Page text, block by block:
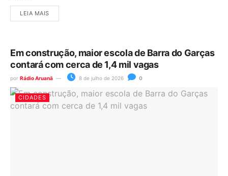
LEIA MAIS
Em construção, maior escola de Barra do Garças
contará com cerca de 1,4 mil vagas
por Rádio Aruanã 8 de julho de 2026 0
CIDADES